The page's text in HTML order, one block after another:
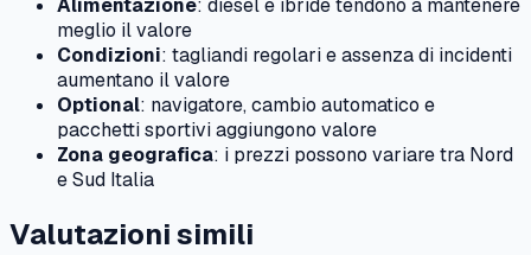
Alimentazione: diesel e ibride tendono a mantenere
meglio il valore
Condizioni: tagliandi regolari e assenza di incidenti
aumentano il valore
Optional: navigatore, cambio automatico e
pacchetti sportivi aggiungono valore
Zona geografica: i prezzi possono variare tra Nord
e Sud Italia
Valutazioni simili